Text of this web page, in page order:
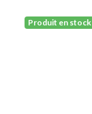
Produit en stock